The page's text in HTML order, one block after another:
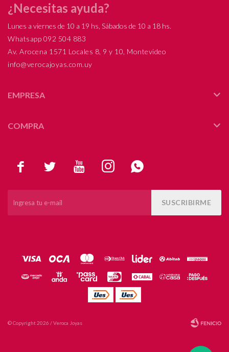
    
SUSCRIBIRME
¿Necesitas ayuda?
Lunes a viernes de 10 a 19 hs, Sábados de 10 a 18 hs.
Whatsapp 092 504 883
Av. Arocena 1571 Locales 8, 9 y 10, Montevideo
info@verocajoyas.com.uy
EMPRESA
COMPRA
© Copyright 2026 / Veroca Joyas